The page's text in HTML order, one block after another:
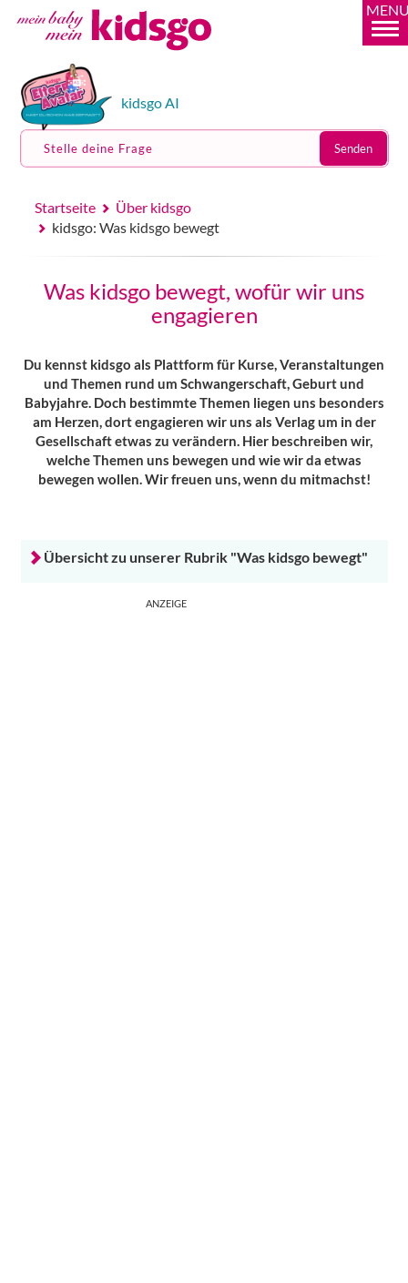
kidsgo AI
Stelle deine Frage Senden
Startseite
Über kidsgo
kidsgo: Was kidsgo bewegt
Was kidsgo bewegt, wofür wir uns
engagieren
Du kennst kidsgo als Plattform für Kurse, Veranstaltungen
und Themen rund um Schwangerschaft, Geburt und
Babyjahre. Doch bestimmte Themen liegen uns besonders
am Herzen, dort engagieren wir uns als Verlag um in der
Gesellschaft etwas zu verändern. Hier beschreiben wir,
welche Themen uns bewegen und wie wir da etwas
bewegen wollen. Wir freuen uns, wenn du mitmachst!
Übersicht zu unserer Rubrik "Was kidsgo bewegt"